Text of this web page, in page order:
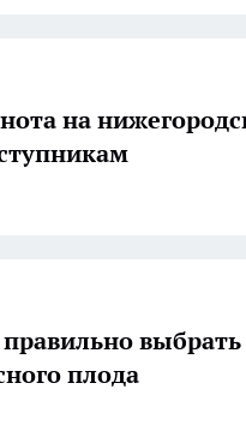
на
плода